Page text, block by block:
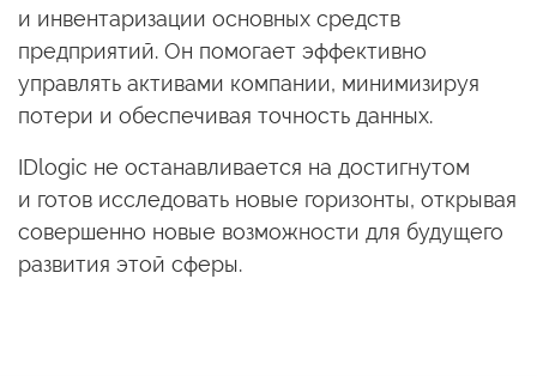
и инвентаризации основных средств
предприятий. Он помогает эффективно
управлять активами компании, минимизируя
потери и обеспечивая точность данных.
IDlogic не останавливается на достигнутом
и готов исследовать новые горизонты, открывая
совершенно новые возможности для будущего
развития этой сферы.